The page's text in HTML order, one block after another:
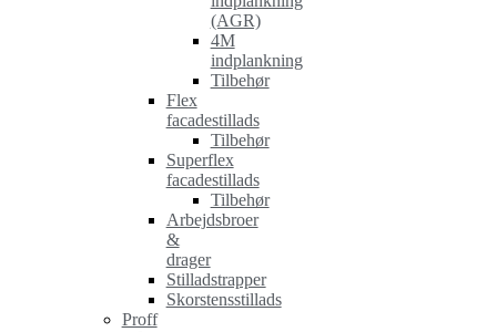
(AGR)
4M
indplankning
Tilbehør
Flex
facadestillads
Tilbehør
Superflex
facadestillads
Tilbehør
Arbejdsbroer
&
drager
Stilladstrapper
Skorstensstillads
Proff